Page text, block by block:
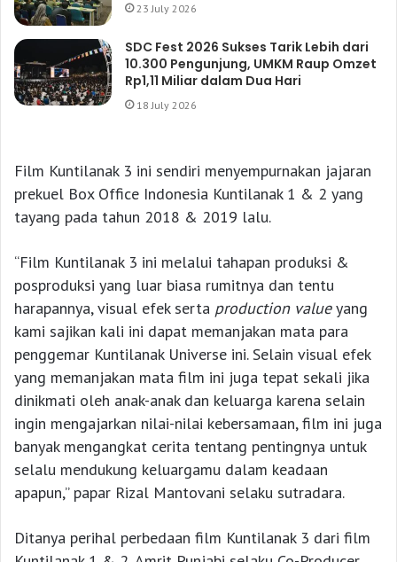
23 July 2026
SDC Fest 2026 Sukses Tarik Lebih dari
10.300 Pengunjung, UMKM Raup Omzet
Rp1,11 Miliar dalam Dua Hari
18 July 2026
Film Kuntilanak 3 ini sendiri menyempurnakan jajaran
prekuel Box Office Indonesia Kuntilanak 1 & 2 yang
tayang pada tahun 2018 & 2019 lalu.
“Film Kuntilanak 3 ini melalui tahapan produksi &
posproduksi yang luar biasa rumitnya dan tentu
harapannya, visual efek serta production valueyang
kami sajikan kali ini dapat memanjakan mata para
penggemar Kuntilanak Universe ini. Selain visual efek
yang memanjakan mata film ini juga tepat sekali jika
dinikmati oleh anak-anak dan keluarga karena selain
ingin mengajarkan nilai-nilai kebersamaan, film ini juga
banyak mengangkat cerita tentang pentingnya untuk
selalu mendukung keluargamu dalam keadaan
apapun,” papar Rizal Mantovani selaku sutradara.
Ditanya perihal perbedaan film Kuntilanak 3 dari film